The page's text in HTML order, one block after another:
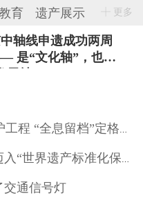
育 遗产展示 更多
轴线申遗成功两周
是“文化轴”，也
交通信号灯